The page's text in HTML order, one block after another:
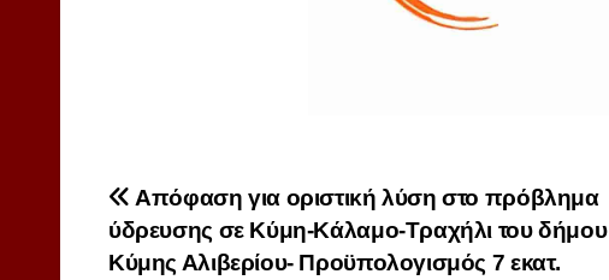
Πλοήγηση
άρθρων
Απόφαση για οριστική λύση στο πρόβλημα
ύδρευσης σε Κύμη-Κάλαμο-Τραχήλι του δήμου
Κύμης Αλιβερίου- Προϋπολογισμός 7 εκατ.